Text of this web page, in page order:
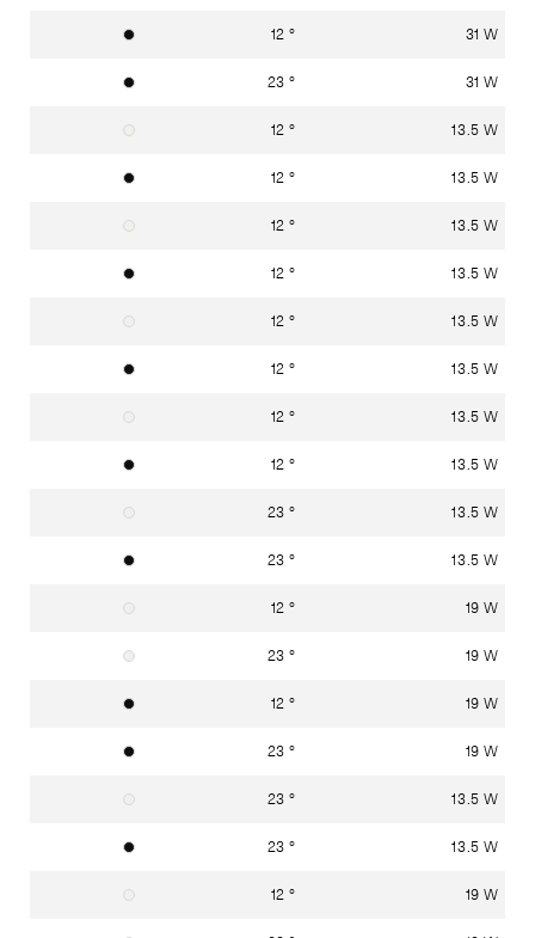
Graphitschwarz RAL 9011
12 ° 31 W
Graphitschwarz RAL 9011
23 ° 31 W
Verkehrsweiss RAL 9016
12 ° 13.5 W
Graphitschwarz RAL 9011
12 ° 13.5 W
Verkehrsweiss RAL 9016
12 ° 13.5 W
Graphitschwarz RAL 9011
12 ° 13.5 W
Verkehrsweiss RAL 9016
12 ° 13.5 W
Graphitschwarz RAL 9011
12 ° 13.5 W
Verkehrsweiss RAL 9016
12 ° 13.5 W
Graphitschwarz RAL 9011
12 ° 13.5 W
Verkehrsweiss RAL 9016
23 ° 13.5 W
Graphitschwarz RAL 9011
23 ° 13.5 W
Verkehrsweiss RAL 9016
12 ° 19 W
Verkehrsweiss RAL 9016
23 ° 19 W
Graphitschwarz RAL 9011
12 ° 19 W
Graphitschwarz RAL 9011
23 ° 19 W
Verkehrsweiss RAL 9016
23 ° 13.5 W
Graphitschwarz RAL 9011
23 ° 13.5 W
Verkehrsweiss RAL 9016
12 ° 19 W